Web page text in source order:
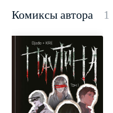
Комиксы автора 1